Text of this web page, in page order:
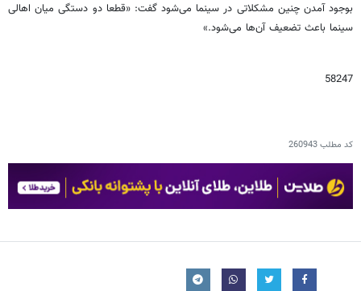
بوجود آمدن چنین مشکلاتی در سینما می‌شود گفت: «قطعا دو دستگی میان اهالی
سینما باعث تضعیف آن‌ها می‌شود.»
58247
کد مطلب260943